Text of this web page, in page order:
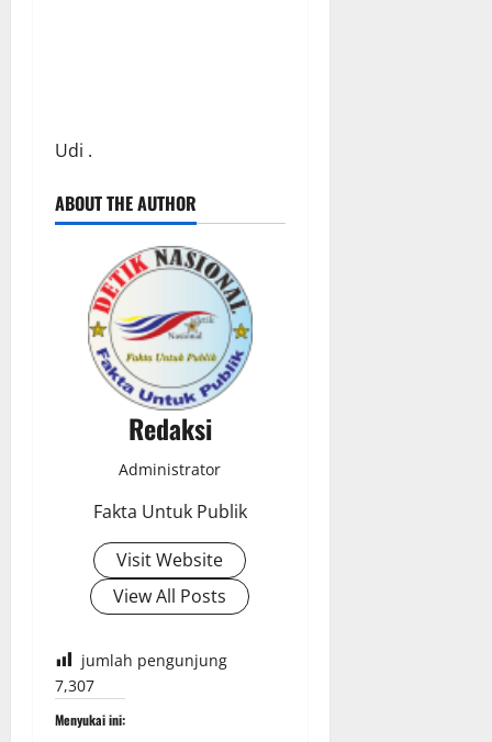
Udi .
ABOUT THE AUTHOR
Redaksi
Administrator
Fakta Untuk Publik
Visit Website
View All Posts
jumlah pengunjung
7,307
Menyukai ini: